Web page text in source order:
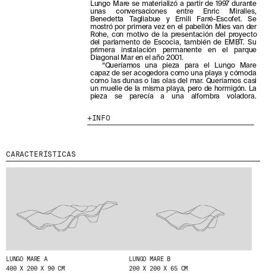
Lungo Mare se materializó a partir de 1997 durante
unas conversaciones entre Enric Miralles,
Benedetta Tagliabue y Emili Farré-Escofet. Se
mostró por primera vez en el pabellón Mies van der
Rohe, con motivo de la presentación del proyecto
del parlamento de Escocia, también de EMBT. Su
primera instalación permanente en el parque
Diagonal Mar en el año 2001.
“Queríamos una pieza para el Lungo Mare
capaz de ser acogedora como una playa y cómoda
como las dunas o las olas del mar. Queríamos casi
un muelle de la misma playa, pero de hormigón. La
pieza se parecía a una alfombra voladora.
INFO
CARACTERÍSTICAS
LUNGO MARE A
400 X 200 X 90 CM
LUNGO MARE B
200 X 200 X 65 CM
PRODUCTOS
STORIES
CONTACTO
RRSS
IN
LEGAL
POLÍTICA DE COOKIES
CRÉDITOS